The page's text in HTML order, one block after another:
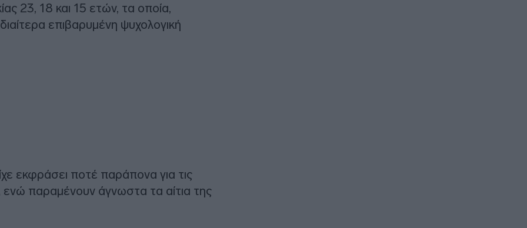
23, 18 και 15 ετών, τα οποία,
επιβαρυμένη ψυχολογική
εκφράσει ποτέ παράπονα για τις
παραμένουν άγνωστα τα αίτια της